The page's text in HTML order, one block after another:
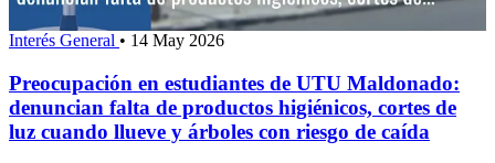
Interés General • 14 May 2026
Preocupación en estudiantes de UTU Maldonado:
denuncian falta de productos higiénicos, cortes de
luz cuando llueve y árboles con riesgo de caída